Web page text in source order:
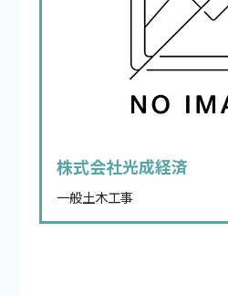
株式会社光成経済
一般土木工事